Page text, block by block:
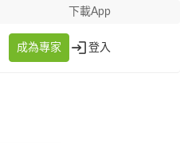
下載App
成為專家 登入